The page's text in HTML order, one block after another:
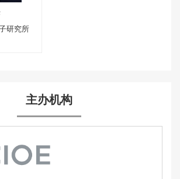
研究所
主办机构